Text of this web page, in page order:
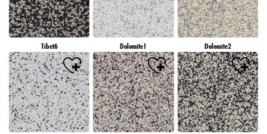
Tibet6 Dolomite1 Dolomite2